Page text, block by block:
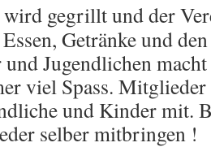
wird gegrillt und der
Essen, Getränke und
Jugendlichen
viel Spass.
und Kinder mit.
selber mitbringen !